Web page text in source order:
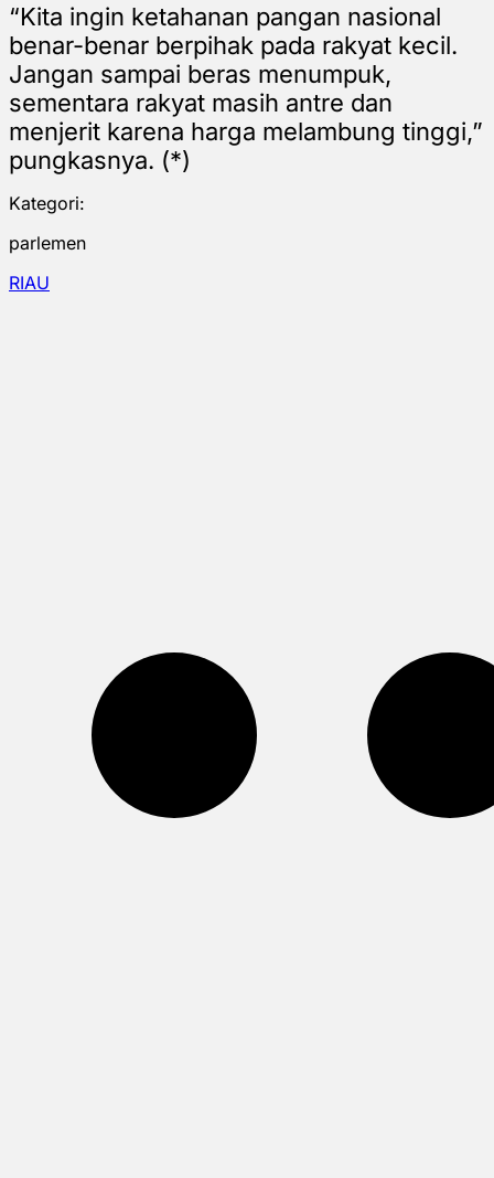
“Kita ingin ketahanan pangan nasional
benar-benar berpihak pada rakyat kecil.
Jangan sampai beras menumpuk,
sementara rakyat masih antre dan
menjerit karena harga melambung tinggi,”
pungkasnya. (*)
Kategori:
parlemen
RIAU